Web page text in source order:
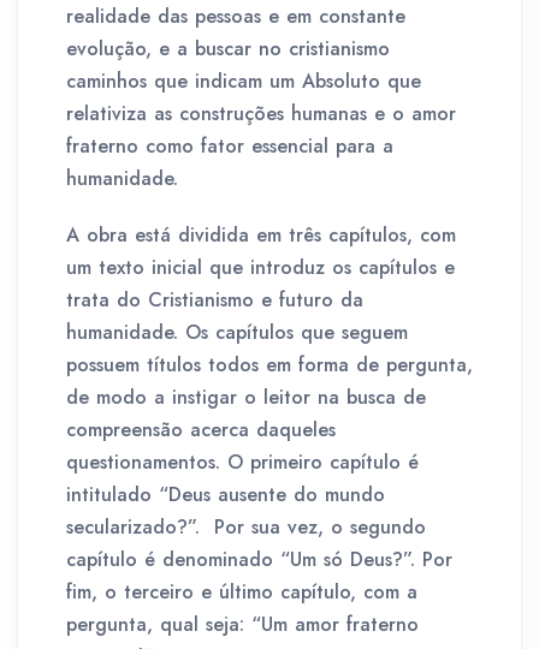
realidade das pessoas e em constante
evolução, e a buscar no cristianismo
caminhos que indicam um Absoluto que
relativiza as construções humanas e o amor
fraterno como fator essencial para a
humanidade.
A obra está dividida em três capítulos, com
um texto inicial que introduz os capítulos e
trata do Cristianismo e futuro da
humanidade. Os capítulos que seguem
possuem títulos todos em forma de pergunta,
de modo a instigar o leitor na busca de
compreensão acerca daqueles
questionamentos. O primeiro capítulo é
intitulado “Deus ausente do mundo
secularizado?”. Por sua vez, o segundo
capítulo é denominado “Um só Deus?”. Por
fim, o terceiro e último capítulo, com a
pergunta, qual seja: “Um amor fraterno